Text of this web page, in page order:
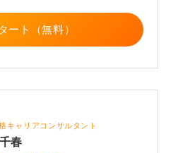
仕事なのか」「入社後どんな
語ることが重要です。
整理し、あなた自身のストー
が内定に直結します。
ート（無料）
キャリアコンサルタント
春